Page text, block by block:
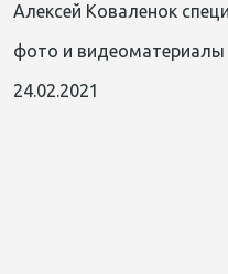
Алексей Коваленок
фото и видеоматериалы
24.02.2021